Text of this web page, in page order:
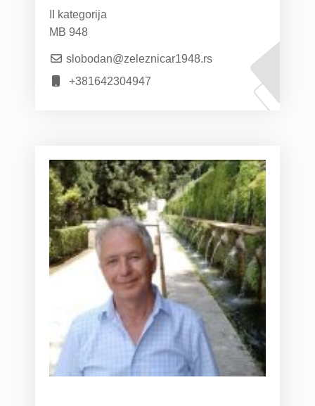
II kategorija
MB 948
slobodan@zeleznicar1948.rs
+381642304947